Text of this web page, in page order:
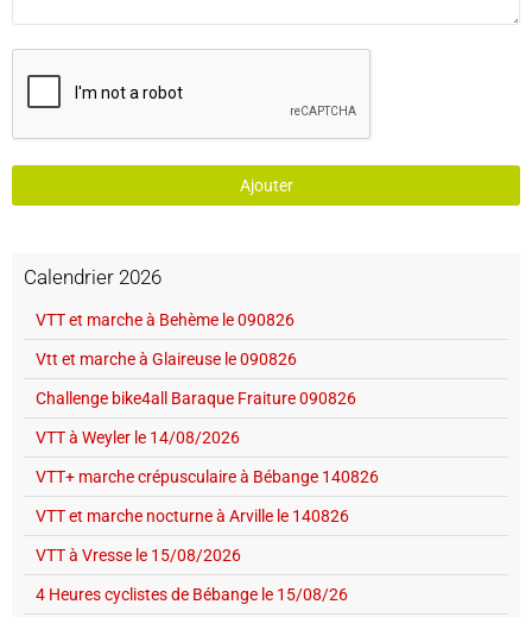
Ajouter
Calendrier 2026
VTT et marche à Behème le 090826
Vtt et marche à Glaireuse le 090826
Challenge bike4all Baraque Fraiture 090826
VTT à Weyler le 14/08/2026
VTT+ marche crépusculaire à Bébange 140826
VTT et marche nocturne à Arville le 140826
VTT à Vresse le 15/08/2026
4 Heures cyclistes de Bébange le 15/08/26